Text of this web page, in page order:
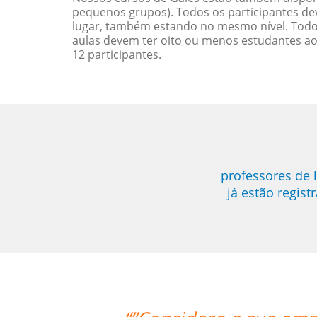
pequenos grupos). Todos os participantes
lugar, também estando no mesmo nível.
aulas devem ter oito ou menos estudantes
12 participantes.
professores de
já estão